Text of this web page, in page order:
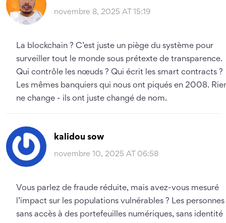
novembre 8, 2025 AT 15:19
La blockchain ? C’est juste un piège du système pour
surveiller tout le monde sous prétexte de transparence.
Qui contrôle les nœuds ? Qui écrit les smart contracts ?
Les mêmes banquiers qui nous ont piqués en 2008.
ne change - ils ont juste changé de nom.
kalidou sow
novembre 10, 2025 AT 06:58
Vous parlez de fraude réduite, mais avez-vous mesuré
l’impact sur les populations vulnérables ? Les personnes
sans accès à des portefeuilles numériques, sans identité